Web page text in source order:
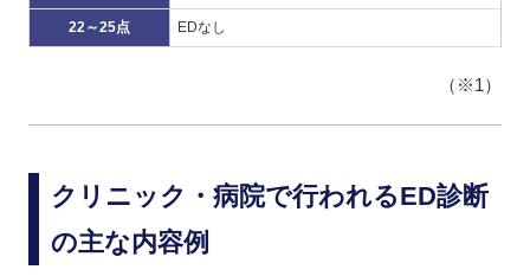
22～25点 EDなし
（※1）
クリニック・病院で行われるED診断
の主な内容例